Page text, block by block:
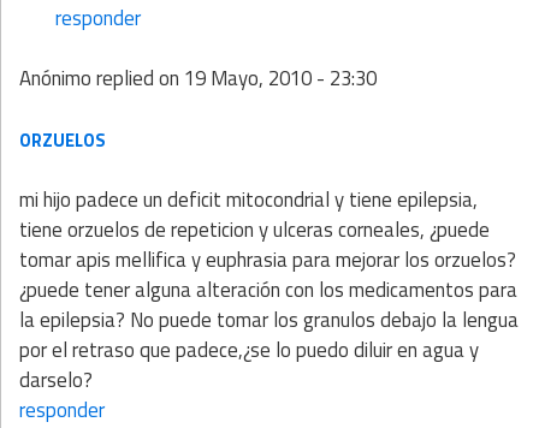
responder
Anónimoreplied on 19 Mayo, 2010 - 23:30
ORZUELOS
mi hijo padece un deficit mitocondrial y tiene epilepsia,
tiene orzuelos de repeticion y ulceras corneales, ¿puede
tomar apis mellifica y euphrasia para mejorar los orzuelos?
¿puede tener alguna alteración con los medicamentos para
la epilepsia? No puede tomar los granulos debajo la lengua
por el retraso que padece,¿se lo puedo diluir en agua y
darselo?
responder